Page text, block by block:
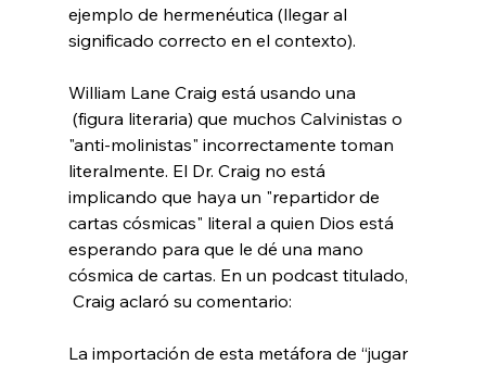
ejemplo de hermenéutica (llegar al
significado correcto en el contexto).
William Lane Craig está usando una
"anti-molinistas" incorrectamente toman
literalmente. El Dr. Craig no está
implicando que haya un "repartidor de
cartas cósmicas" literal a quien Dios está
esperando para que le dé una mano
cósmica de cartas. En un podcast titulado,
La importación de esta metáfora de “jugar